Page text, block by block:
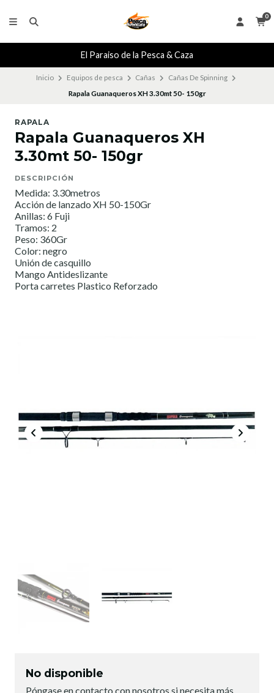
0
El Paraiso de la Pesca & Caza
Inicio Equipos de pesca Cañas
Cañas De Spinning
Rapala Guanaqueros XH 3.30mt 50- 150gr
RAPALA
Rapala Guanaqueros XH
3.30mt 50- 150gr
DESCRIPCIÓN
Medida: 3.30metros
Acción de lanzado XH 50-150Gr
Anillas: 6 Fuji
Tramos: 2
Peso: 360Gr
Color: negro
Unión de casquillo
Mango Antideslizante
Porta carretes Plastico Reforzado
No disponible
Póngase en contacto con nosotros si necesita más